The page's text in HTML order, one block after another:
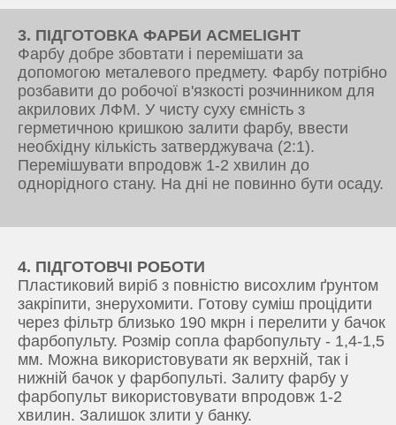
3. ПІДГОТОВКА ФАРБИ ACMELIGHT
Фарбу добре збовтати і перемішати за
допомогою металевого предмету. Фарбу потрібно
розбавити до робочої в'язкості розчинником для
акрилових ЛФМ. У чисту суху ємність з
герметичною кришкою залити фарбу, ввести
необхідну кількість затверджувача (2:1).
Перемішувати впродовж 1-2 хвилин до
однорідного стану. На дні не повинно бути осаду.
4. ПІДГОТОВЧІ РОБОТИ
Пластиковий виріб з повністю висохлим ґрунтом
закріпити, знерухомити. Готову суміш процідити
через фільтр близько 190 мкрн і перелити у бачок
фарбопульту. Розмір сопла фарбопульту - 1,4-1,5
мм. Можна використовувати як верхній, так і
нижній бачок у фарбопульті. Залиту фарбу у
фарбопульт використовувати впродовж 1-2
хвилин. Залишок злити у банку.